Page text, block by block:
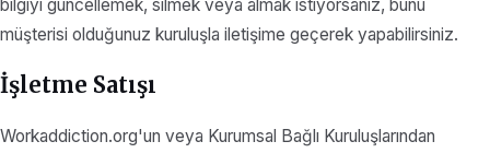
bilgiyi güncellemek, silmek veya almak istiyorsanız, bunu
müşterisi olduğunuz kuruluşla iletişime geçerek yapabilirsiniz.
İşletme Satışı
Workaddiction.org'un veya Kurumsal Bağlı Kuruluşlarından